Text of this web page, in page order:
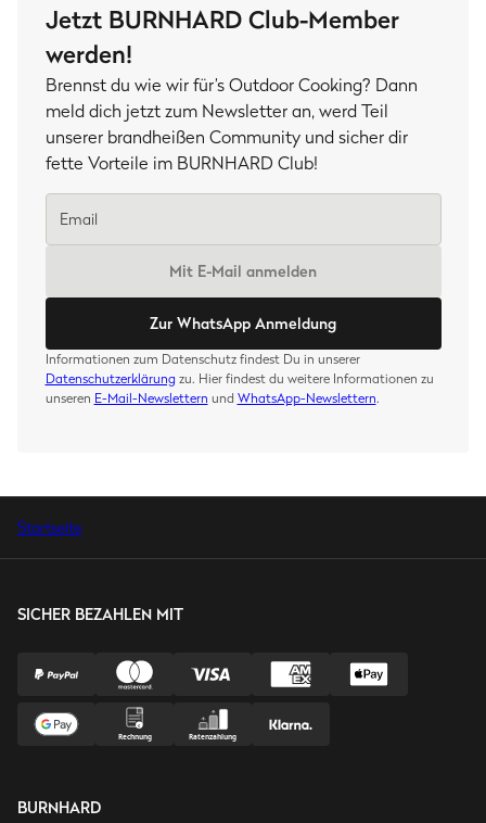
Jetzt BURNHARD Club-Member
werden!
Brennst du wie wir für’s Outdoor Cooking? Dann
meld dich jetzt zum Newsletter an, werd Teil
unserer brandheißen Community und sicher dir
fette Vorteile im BURNHARD Club!
Mit E-Mail anmelden
Zur WhatsApp Anmeldung
Informationen zum Datenschutz findest Du in unserer
Datenschutzerklärung zu. Hier findest du weitere Informationen zu
unseren E-Mail-Newslettern und WhatsApp-Newslettern.
Startseite
SICHER BEZAHLEN MIT
BURNHARD